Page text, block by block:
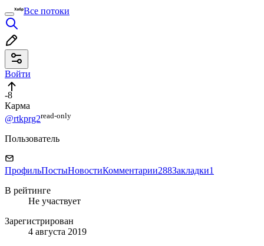
Все потоки
Войти
-8
Карма
@rtkprg2read⁠-⁠only
Пользователь
ПрофильПостыНовостиКомментарии288Закладки1
В рейтинге
Не участвует
Зарегистрирован
4 августа 2019